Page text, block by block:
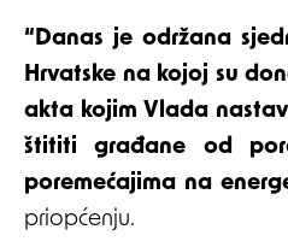
“Danas je održana
Hrvatske na kojoj su
akta kojim Vlada
štititi građane od
poremećajima na
priopćenju.